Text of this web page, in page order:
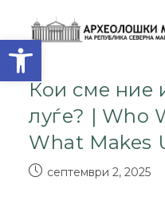
Open
Кои сме ние
луѓе? | Who
What Makes
септември 2, 2025